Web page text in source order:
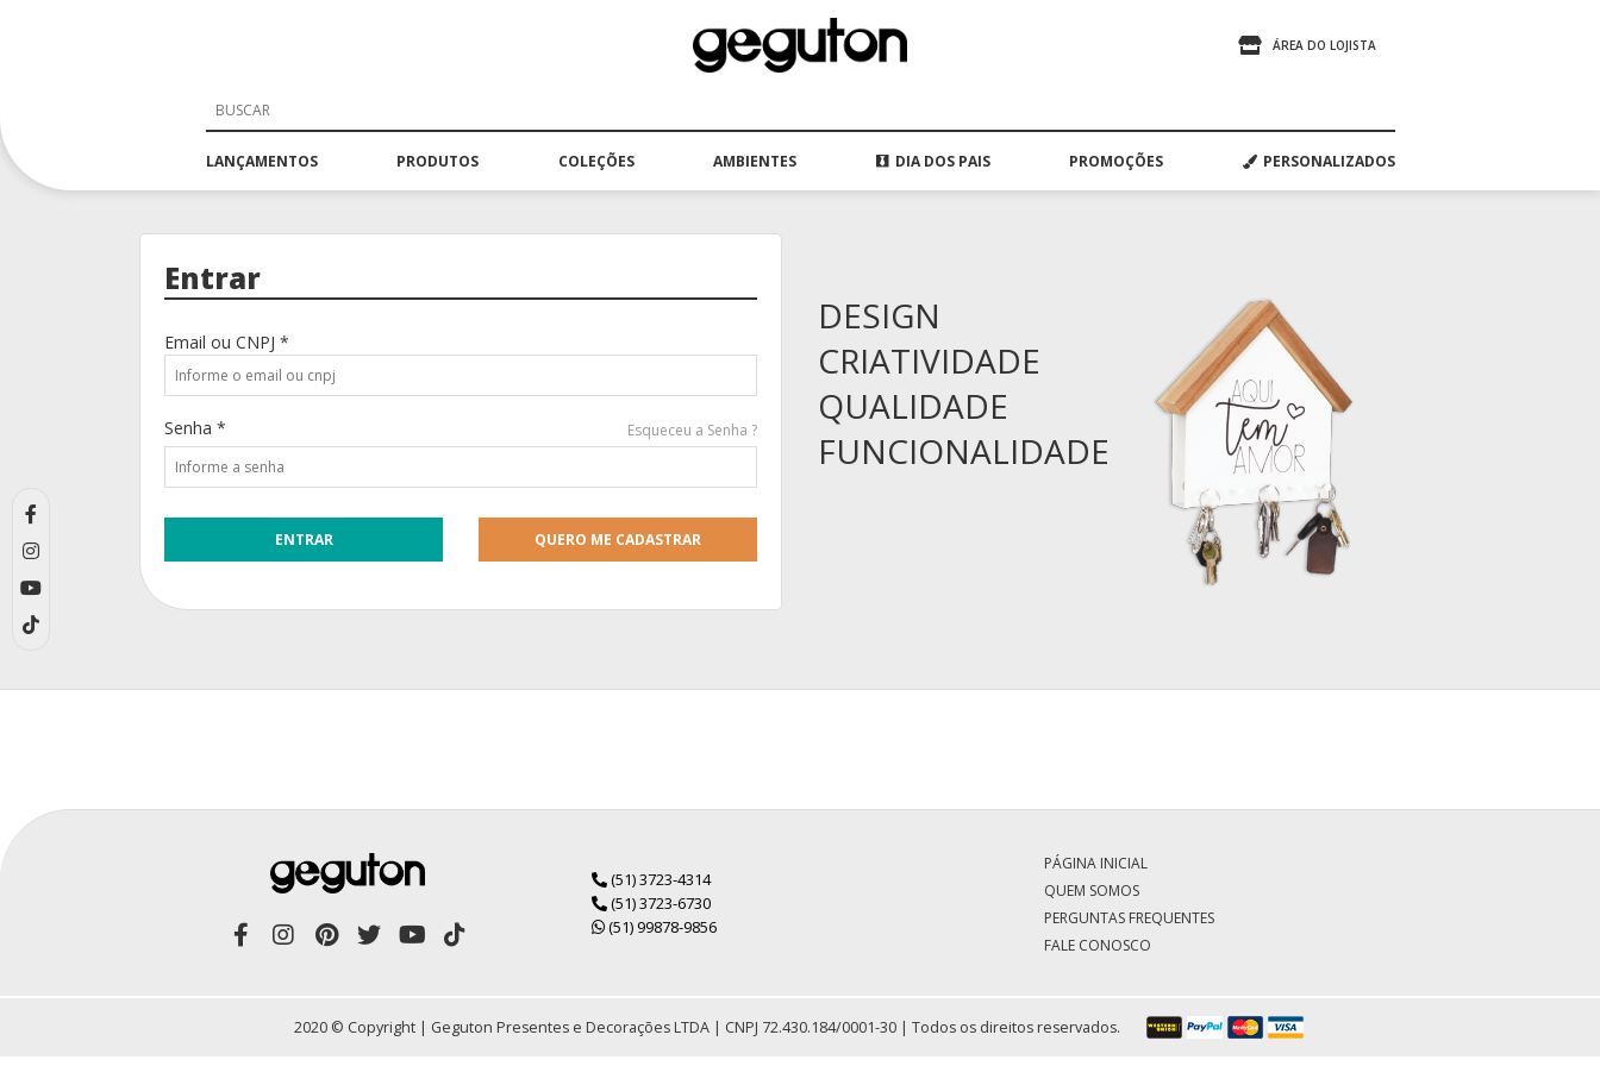
ÁREA DO LOJISTA
LANÇAMENTOS PRODUTOS COLEÇÕES AMBIENTES DIA DOS PAIS PROMOÇÕES PERSONALIZADOS
Entrar
Email ou CNPJ *
Senha * Esqueceu a Senha ?
QUERO ME CADASTRAR
DESIGN
CRIATIVIDADE
QUALIDADE
FUNCIONALIDADE
(51) 3723-4314
(51) 3723-6730
(51) 99878-9856
PÁGINA INICIAL
QUEM SOMOS
PERGUNTAS FREQUENTES
FALE CONOSCO
2020 © Copyright | Geguton Presentes e Decorações LTDA | CNPJ 72.430.184/0001-30 | Todos os direitos reservados.